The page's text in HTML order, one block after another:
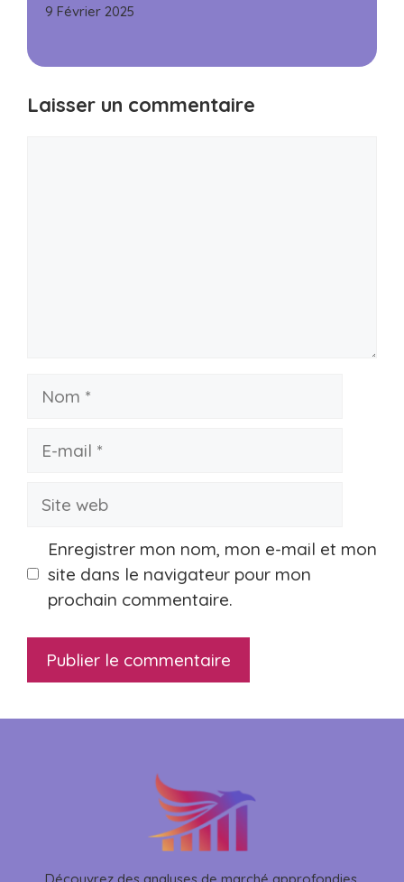
9 Février 2025
Laisser un commentaire
Enregistrer mon nom, mon e-mail et mon
site dans le navigateur pour mon
prochain commentaire.